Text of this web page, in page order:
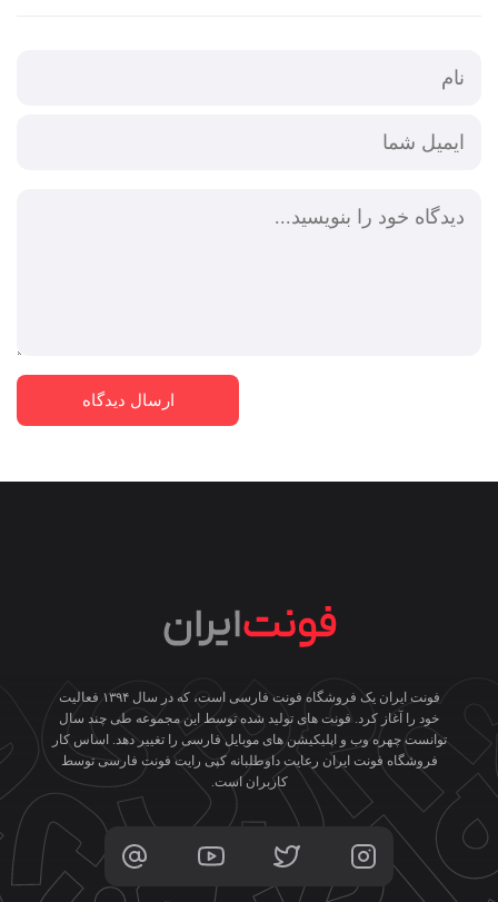
فونت ایران یک فروشگاه فونت فارسی است، که در سال ۱۳۹۴ فعالیت
خود را آغاز کرد. فونت های تولید شده توسط این مجموعه طی چند سال
توانست چهره وب و اپلیکیشن های موبایل فارسی را تغییر دهد. اساس کار
فروشگاه فونت ایران رعایت داوطلبانه کپی رایت فونت فارسی توسط
کاربران است.